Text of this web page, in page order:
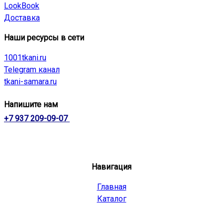
LookBook
Доставка
Наши ресурсы в сети
1001tkani.ru
Telegram канал
tkani-samara.ru
Напишите нам
+7 937 209-09-07
Навигация
Главная
Каталог